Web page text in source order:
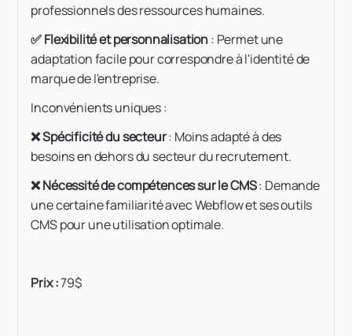
professionnels des ressources humaines.
✅ Flexibilité et personnalisation: Permet une
adaptation facile pour correspondre à l'identité de
marque de l'entreprise.
Inconvénients uniques :
❌ Spécificité du secteur: Moins adapté à des
besoins en dehors du secteur du recrutement.
❌ Nécessité de compétences sur le CMS: Demande
une certaine familiarité avec Webflow et ses outils
CMS pour une utilisation optimale.
Prix :79$